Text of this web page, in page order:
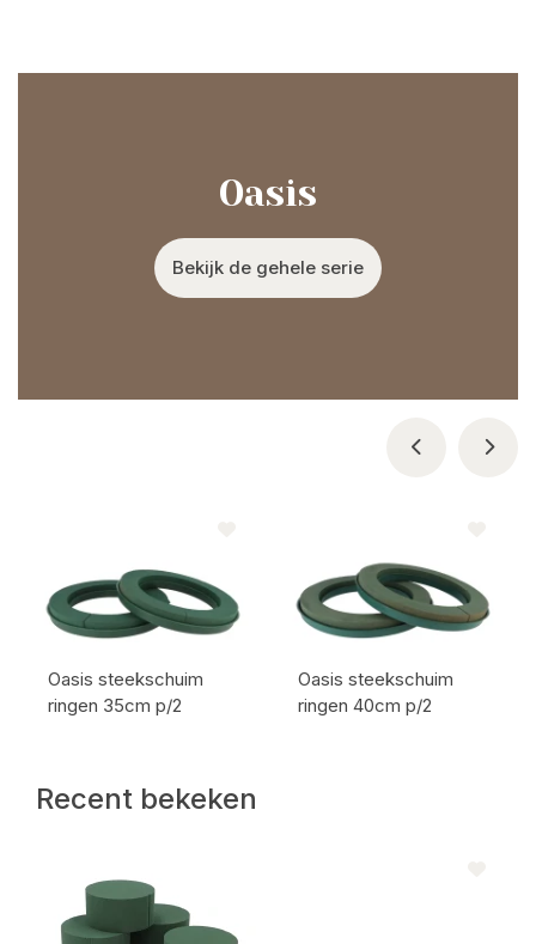
Oasis
Bekijk de gehele serie
Oasis steekschuim
ringen 35cm p/2
Oasis steekschuim
ringen 40cm p/2
Recent bekeken